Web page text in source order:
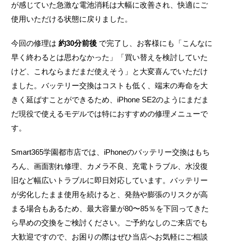
が感じていた急激な電池消耗は大幅に改善され、快適にご
使用いただける状態に戻りました。
今回の修理は約30分前後 で完了し、お客様にも「こんなに
早く終わるとは思わなかった」「買い替えを検討していた
けど、これならまだまだ使えそう」と大変喜んでいただけ
ました。バッテリー交換はコストも低く、端末の寿命を大
きく延ばすことができるため、iPhone SE2のようにまだま
だ現役で使えるモデルでは特におすすめの修理メニューで
す。
Smart365学園都市店では、iPhoneのバッテリー交換はもち
ろん、画面割れ修理、カメラ不良、充電トラブル、水没復
旧など幅広いトラブルに即日対応しています。バッテリー
が劣化したまま使用を続けると、発熱や膨張のリスクが高
まる場合もあるため、最大容量が80〜85％を下回ってきた
ら早めの交換をご検討ください。ご予約なしのご来店でも
大歓迎ですので、お困りの際はぜひ当店へお気軽にご相談